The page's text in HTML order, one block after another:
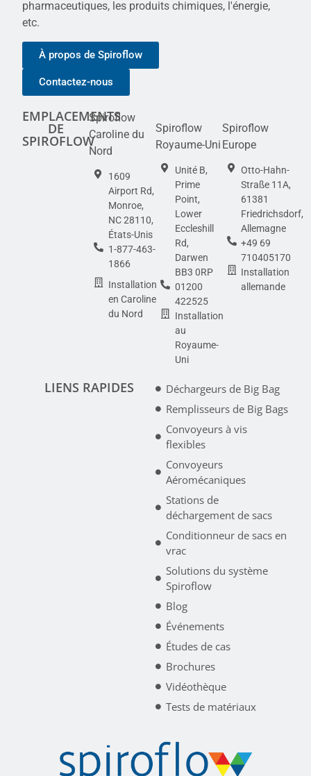
pharmaceutiques, les produits chimiques, l'énergie,
etc.
À propos de Spiroflow
Contactez-nous
EMPLACEMENTS
DE
SPIROFLOW
Spiroflow
Caroline du
Nord
1609
Airport Rd,
Monroe,
NC 28110,
États-Unis
1-877-463-
1866
Installation
en Caroline
du Nord
Spiroflow
Royaume-Uni
Unité B,
Prime
Point,
Lower
Eccleshill
Rd,
Darwen
BB3 0RP
01200
422525
Installation
au
Royaume-
Uni
Spiroflow
Europe
Otto-Hahn-
Straße 11A,
61381
Friedrichsdorf,
Allemagne
+49 69
710405170
Installation
allemande
LIENS RAPIDES
Déchargeurs de Big Bag
Remplisseurs de Big Bags
Convoyeurs à vis
flexibles
Convoyeurs
Aéromécaniques
Stations de
déchargement de sacs
Conditionneur de sacs en
vrac
Solutions du système
Spiroflow
Blog
Événements
Études de cas
Brochures
Vidéothèque
Tests de matériaux